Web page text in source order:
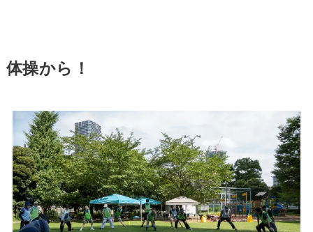
体操から！